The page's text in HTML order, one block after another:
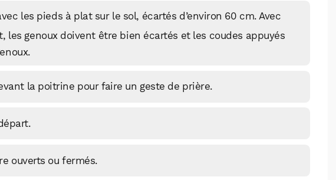
les pieds à plat sur le sol, écartés d’environ 60 cm. Avec
les genoux doivent être bien écartés et les coudes appuyés
la poitrine pour faire un geste de prière.
ouverts ou fermés.
WhatsApp Telegram Email